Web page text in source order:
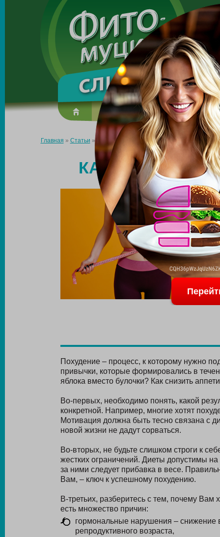
Made in the UK
О препарате Усиль эффект
Главная » Статьи »Как похудеть, если срываешься?
КАК
Похудение – процесс, к которому нужно
привычки, которые формировались в
яблока вместо булочки? Как снизить
Во-первых, необходимо понять, какой
конкретной. Например, многие хотят
Мотивация должна быть тесно связана с
новой жизни не дадут сорваться.
Во-вторых, не будьте слишком строги к
жестких ограничений. Диеты допустимы на
за ними следует прибавка в весе.
Вам, – ключ к успешному похудению.
В-третьих, разберитесь с тем, почему Вам
есть множество причин:
гормональные нарушения –
репродуктивного возраста,